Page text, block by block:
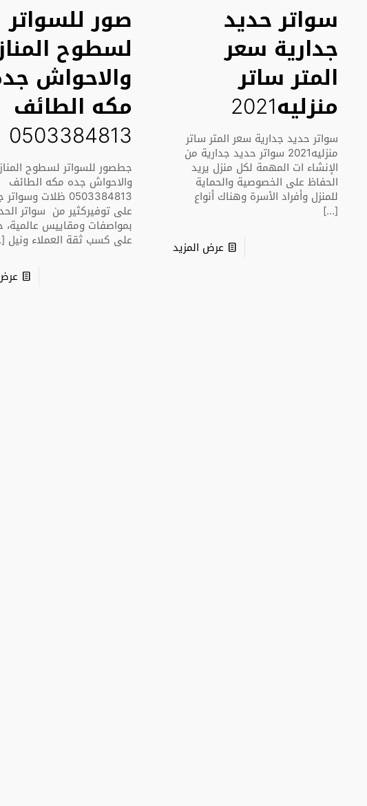
سواتر حديد
جدارية سعر
المتر ساتر
منزليه2021
سواتر حديد جدارية سعر المتر ساتر
منزليه2021 سواتر حديد جدارية من
الإنشاء ات المهمة لكل منزل يريد
الحفاظ على الخصوصية والحماية
للمنزل وأفراد الأسرة وهناك أنواع
[…]
عرض المزيد
صور للسواتر
لسطوح
والاحواش
مكه الطائف
0503384813
جطصور للسواتر لسطوح
والاحواش جده مكه الطائف
0503384813 ظلات
على توفيركثير من سواتر
بمواصفات ومقاييس عالمية،
على كسب ثقة العملاء ونيل